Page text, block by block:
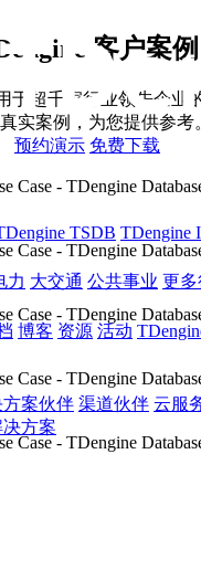
TSDB TDengine
力 大交通 公共事业 更多
博客 资源 活动
案伙伴 渠道伙伴 云服
方案
客户案例
于超千家行业领先企业
实案例，为您提供参考
预约演示 免费下载